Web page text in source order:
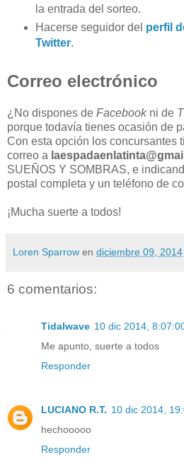
la entrada del sorteo.
Hacerse seguidor del perfil
Twitter.
Correo electrónico
¿No dispones de Facebook ni de
porque todavía tienes ocasión de
Con esta opción los concursantes
correo a
SUEÑOS Y SOMBRAS, e
postal completa y un teléfono de
¡Mucha suerte a todos!
Loren Sparrow en diciembre 09, 2014
6 comentarios:
Tidalwave 10 dic 2014,
Me apunto, suerte a todos
Responder
LUCIANO R.T. 10 dic 2014,
hechooooo
Responder